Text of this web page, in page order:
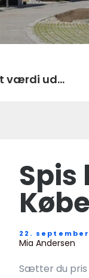
værdi ud...
Spis
22. september
Mia Andersen
Sætter du pris